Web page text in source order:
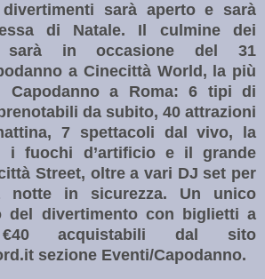
sarà aperto e sarà
di Natale. Il culmine dei
sarà in occasione del 31
a Cinecittà World, la più
Capodanno a Roma: 6 tipi di
da subito, 40 attrazioni
7 spettacoli dal vivo, la
i fuochi d’artificio e il grande
Street, oltre a vari DJ set per
notte in sicurezza. Un unico
del divertimento con biglietti a
acquistabili dal sito
sezione Eventi/Capodanno.